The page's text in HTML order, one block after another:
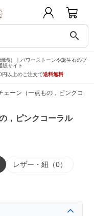
search
瑚）｜パワーストーンや誕生石のブ
販サイト
円以上のご注文で送料無料
ェーン（一点もの，ピンクコー
，ピンクコーラル
レザー・紐（0）